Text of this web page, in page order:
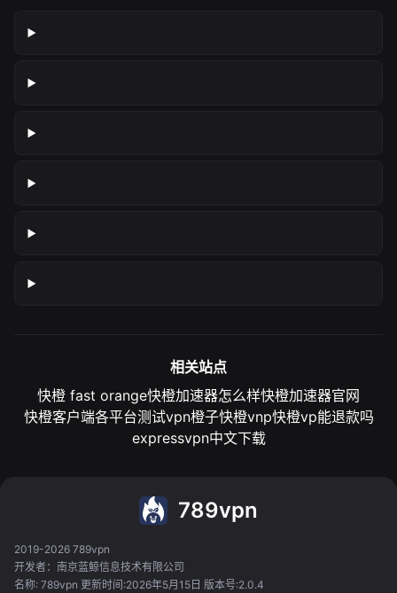
相关站点
快橙 fast orange快橙加速器怎么样快橙加速器官网
快橙客户端各平台测试vpn橙子快橙vnp快橙vp能退款吗
expressvpn中文下载
789vpn
2019-2026 789vpn
开发者：南京蓝鲸信息技术有限公司
名称: 789vpn 更新时间:2026年5月15日 版本号:2.0.4